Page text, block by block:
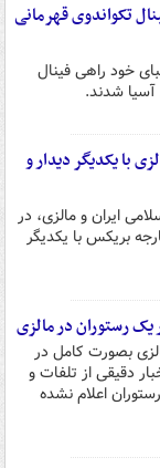
تکواندوی قهرمانی
خود راهی فینال
آسیا شدند.
با یکدیگر دیدار و
ایران و مالزی، در
بریکس با یکدیگر
رستوران در مالزی
بصورت کامل در
دقیقی از تلفات و
اعلام نشده